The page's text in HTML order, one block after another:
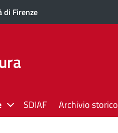
di Firenze
SDIAF Archivio storico